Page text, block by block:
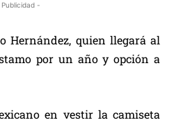
-
Hernández, quien llegará al
por un año y opción a
en vestir la camiseta